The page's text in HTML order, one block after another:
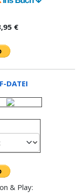
€
DATEI
& Play: